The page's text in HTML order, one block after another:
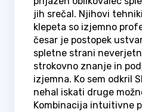
jih srečal. Njihovi
klepeta so izjemno
česar je postopek
spletne strani
strokovno znanje in
izjemna. Ko sem odkril
nehal iskati druge
Kombinacija intuitivne